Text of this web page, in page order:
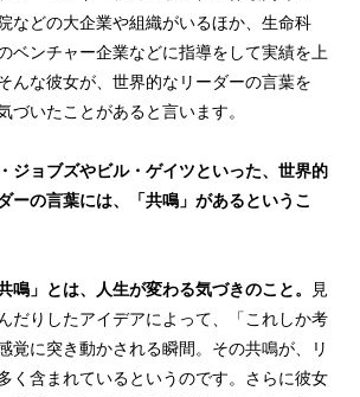
などの大企業や組織がいるほか、生命科
ベンチャー企業などに指導をして実績を上
んな彼女が、世界的なリーダーの言葉を
づいたことがあると言います。
ジョブズやビル・ゲイツといった、世界的
ーの言葉には、「共鳴」があるというこ
共鳴」とは、人生が変わる気づきのこと。
見
だりしたアイデアによって、「これしか考
覚に突き動かされる瞬間。その共鳴が、リ
く含まれているというのです。さらに彼女